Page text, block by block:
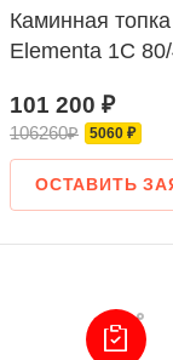
Каминная топка
Elementa 1С
101 200 ₽
106260₽ 5060 ₽
ОСТАВИТЬ